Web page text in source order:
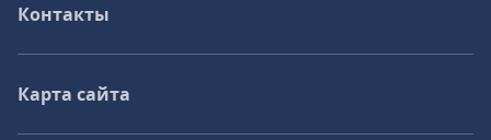
Контакты
Карта сайта